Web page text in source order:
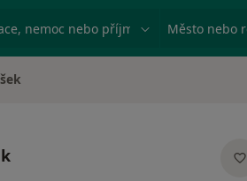
nemoc nebo příjmení Město nebo